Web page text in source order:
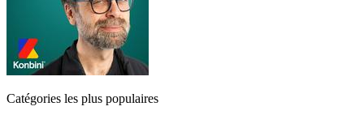
Catégories les plus populaires